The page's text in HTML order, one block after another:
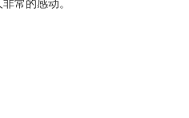
常的感动。